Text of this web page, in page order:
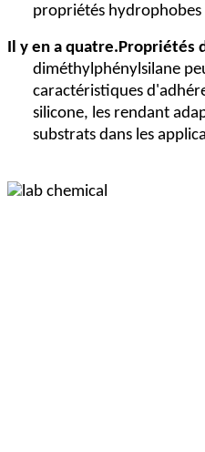
propriétés hydrophobes
Il y en a quatre.Propriétés
diméthylphénylsilane
caractéristiques
silicone, les rendant
substrats dans les